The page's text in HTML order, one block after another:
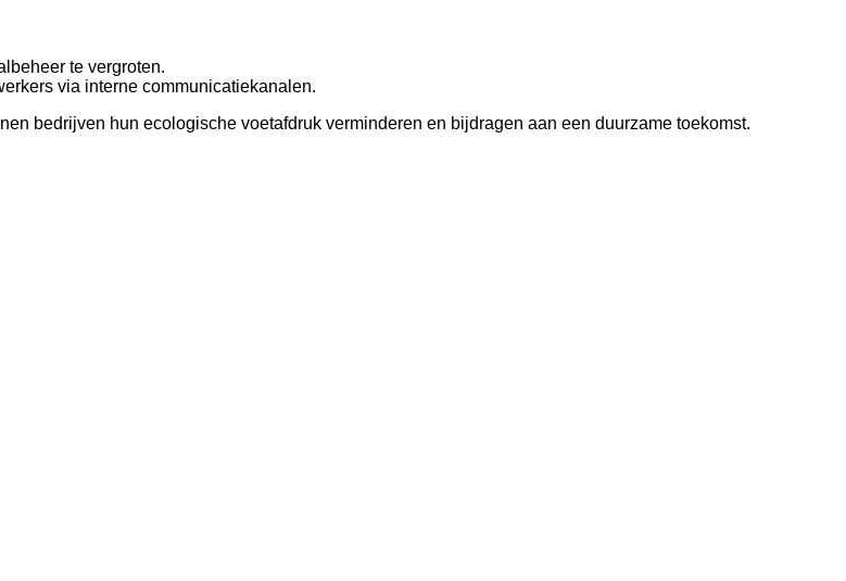
te vergroten.
via interne communicatiekanalen.
bedrijven hun ecologische voetafdruk verminderen en bijdragen aan een duurzame toekomst.